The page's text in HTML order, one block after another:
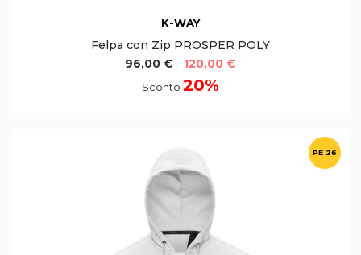
K-WAY
Felpa con Zip PROSPER POLY
96,00 €
120,00 €
Sconto 20%
PE 26